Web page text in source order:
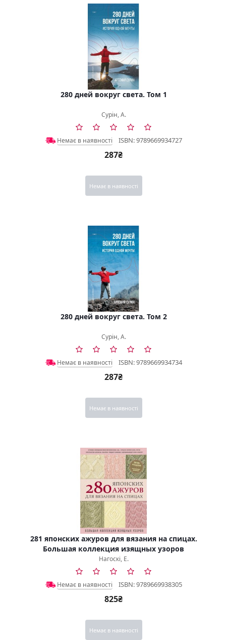
280 дней вокруг света. Том 1
Сурін, А.
Немає в наявності ISBN: 9789669934727
287₴
Немає в наявності
280 дней вокруг света. Том 2
Сурін, А.
Немає в наявності ISBN: 9789669934734
287₴
Немає в наявності
281 японских ажуров для вязания на спицах.
Большая коллекция изящных узоров
Нагоскі, Е.
Немає в наявності ISBN: 9789669938305
825₴
Немає в наявності